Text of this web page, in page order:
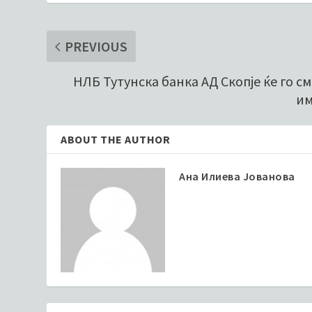
PREVIOUS
НЛБ Тутунска банка АД Скопје ќе го
ABOUT THE AUTHOR
Ана Илиева Јованова